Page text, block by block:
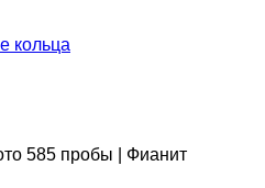
кольца
585 пробы | Фианит